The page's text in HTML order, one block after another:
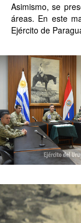
Asimismo, se
áreas. En este
Ejército de